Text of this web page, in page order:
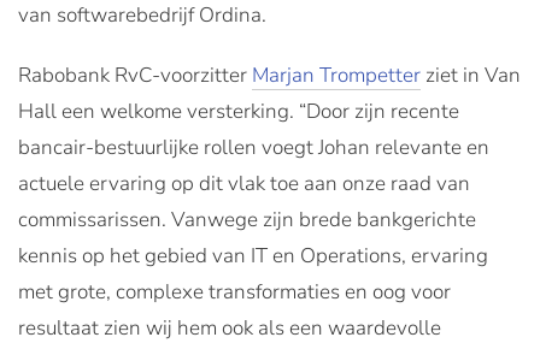
van softwarebedrijf Ordina.
Rabobank RvC-voorzitter Marjan Trompetter ziet in Van
Hall een welkome versterking. “Door zijn recente
bancair-bestuurlijke rollen voegt Johan relevante en
actuele ervaring op dit vlak toe aan onze raad van
commissarissen. Vanwege zijn brede bankgerichte
kennis op het gebied van IT en Operations, ervaring
met grote, complexe transformaties en oog voor
resultaat zien wij hem ook als een waardevolle